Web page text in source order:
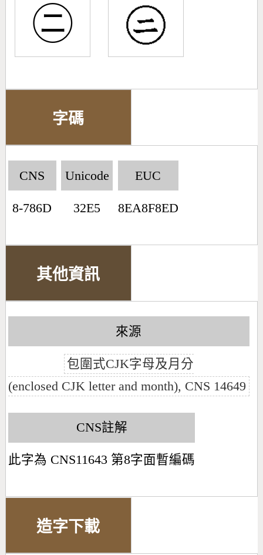
㋥
字碼
CNS
8-786D
Unicode
32E5
EUC
8EA8F8ED
其他資訊
來源
包圍式CJK字母及月分
(enclosed CJK letter and month), CNS 14649
CNS註解
此字為 CNS11643 第8字面暫編碼
造字下載